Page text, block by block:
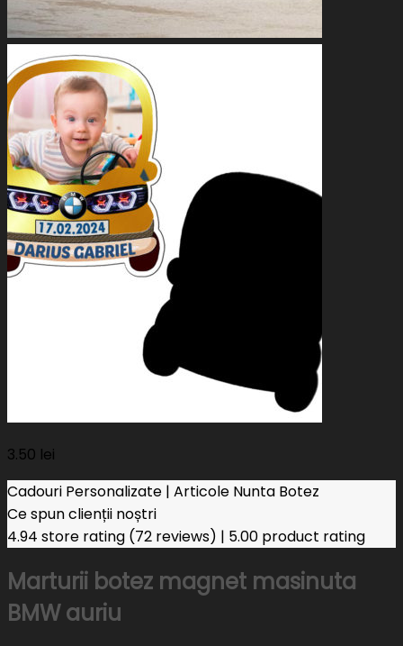
3.50 lei
Cadouri Personalizate | Articole Nunta Botez
Ce spun clienții noștri
4.94 store rating (72 reviews) | 5.00 product rating
Marturii botez magnet masinuta
BMW auriu